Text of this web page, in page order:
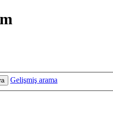
Gelişmiş arama